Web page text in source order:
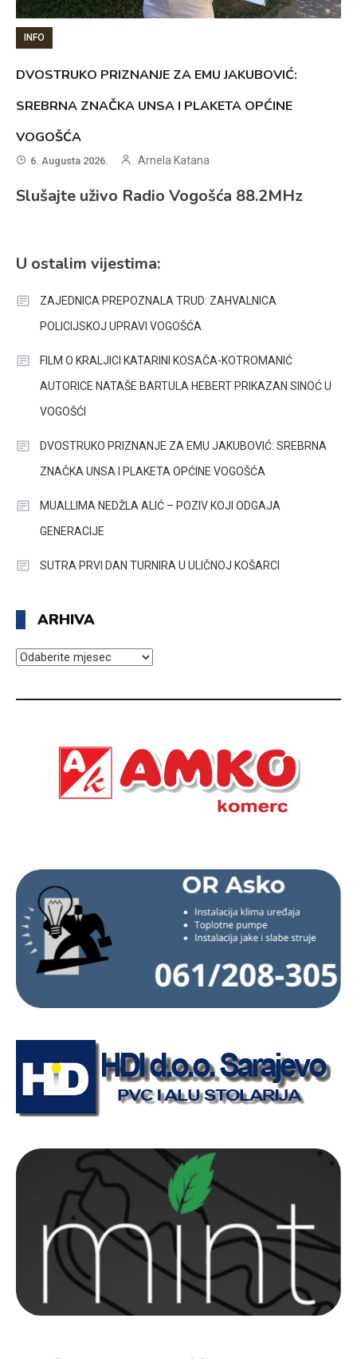
INFO
DVOSTRUKO PRIZNANJE ZA EMU JAKUBOVIĆ:
SREBRNA ZNAČKA UNSA I PLAKETA OPĆINE
VOGOŠĆA
6. Augusta 2026. Arnela Katana
Slušajte uživo Radio Vogošća 88.2MHz
U ostalim vijestima:
ZAJEDNICA PREPOZNALA TRUD: ZAHVALNICA
POLICIJSKOJ UPRAVI VOGOŠĆA
FILM O KRALJICI KATARINI KOSAČA-KOTROMANIĆ
AUTORICE NATAŠE BARTULA HEBERT PRIKAZAN SINOĆ U
VOGOŠĆI
DVOSTRUKO PRIZNANJE ZA EMU JAKUBOVIĆ: SREBRNA
ZNAČKA UNSA I PLAKETA OPĆINE VOGOŠĆA
MUALLIMA NEDŽLA ALIĆ – POZIV KOJI ODGAJA
GENERACIJE
SUTRA PRVI DAN TURNIRA U ULIČNOJ KOŠARCI
ARHIVA
ARHIVA